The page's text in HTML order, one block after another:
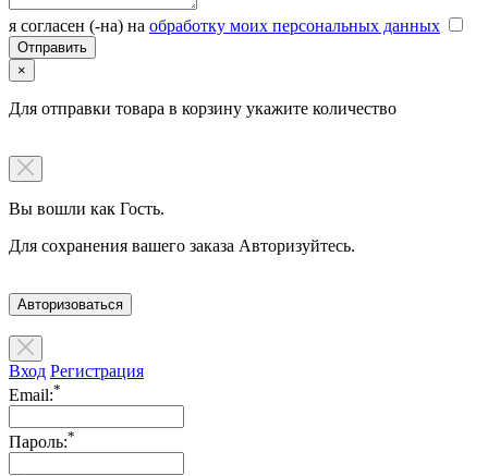
я согласен (-на) на обработку моих персональных данных
×
Для отправки товара в корзину укажите количество
Вы вошли как Гость.
Для сохранения вашего заказа Авторизуйтесь.
Авторизоваться
Вход Регистрация
Email:*
Пароль:*